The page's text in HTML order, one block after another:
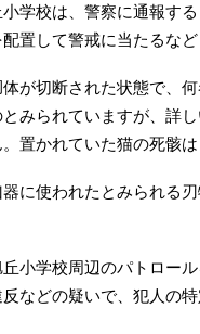
学校は、警察に通報する
置して警戒に当たるなど
が切断された状態で、
みられていますが、詳
置かれていた猫の死骸は
に使われたとみられる
小学校周辺のパトロー
などの疑いで、犯人の